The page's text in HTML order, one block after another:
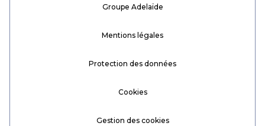
Groupe Adelaïde
Mentions légales
Protection des données
Cookies
Gestion des cookies